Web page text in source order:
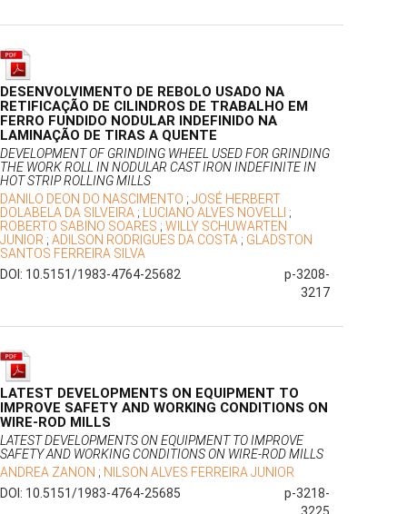
DESENVOLVIMENTO DE REBOLO USADO NA
RETIFICAÇÃO DE CILINDROS DE TRABALHO EM
FERRO FUNDIDO NODULAR INDEFINIDO NA
LAMINAÇÃO DE TIRAS A QUENTE
DEVELOPMENT OF GRINDING WHEEL USED FOR GRINDING
THE WORK ROLL IN NODULAR CAST IRON INDEFINITE IN
HOT STRIP ROLLING MILLS
DANILO DEON DO NASCIMENTO ; JOSÉ HERBERT
DOLABELA DA SILVEIRA ; LUCIANO ALVES NOVELLI ;
ROBERTO SABINO SOARES ; WILLY SCHUWARTEN
JUNIOR ; ADILSON RODRIGUES DA COSTA ; GLADSTON
SANTOS FERREIRA SILVA
DOI: 10.5151/1983-4764-25682
p-3208-
3217
LATEST DEVELOPMENTS ON EQUIPMENT TO
IMPROVE SAFETY AND WORKING CONDITIONS ON
WIRE-ROD MILLS
LATEST DEVELOPMENTS ON EQUIPMENT TO IMPROVE
SAFETY AND WORKING CONDITIONS ON WIRE-ROD MILLS
ANDREA ZANON ; NILSON ALVES FERREIRA JUNIOR
DOI: 10.5151/1983-4764-25685
p-3218-